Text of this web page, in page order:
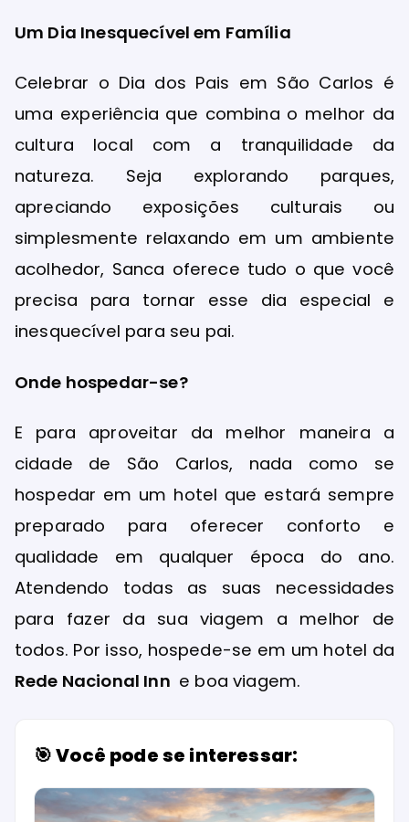
Um Dia Inesquecível em Família
Celebrar o Dia dos Pais em São Carlos é
uma experiência que combina o melhor da
cultura local com a tranquilidade da
natureza. Seja explorando parques,
apreciando exposições culturais ou
simplesmente relaxando em um ambiente
acolhedor, Sanca oferece tudo o que você
precisa para tornar esse dia especial e
inesquecível para seu pai.
Onde hospedar-se?
E para aproveitar da melhor maneira a
cidade de São Carlos, nada como se
hospedar em um hotel que estará sempre
preparado para oferecer conforto e
qualidade em qualquer época do ano.
Atendendo todas as suas necessidades
para fazer da sua viagem a melhor de
todos. Por isso, hospede-se em um hotel da
Rede Nacional Inn e boa viagem.
🎯 Você pode se interessar: